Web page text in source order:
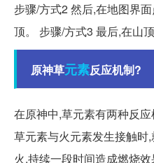
步骤/方式2 然后,在地图界
顶。 步骤/方式3 最后,在山
原神草元素反应机制?
在原神中,草元素有两种反
草元素与火元素发生接触时
火,持续一段时间造成燃烧效